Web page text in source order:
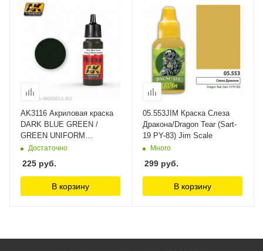
AK3116 Акриловая краска
DARK BLUE GREEN /
GREEN UNIFORM
SHADOWS AK-Interactive
Достаточно
225 руб.
В корзину
05.553JIM Краска Слеза
Дракона/Dragon Tear (Sart-
19 PY-83) Jim Scale
Много
299 руб.
В корзину